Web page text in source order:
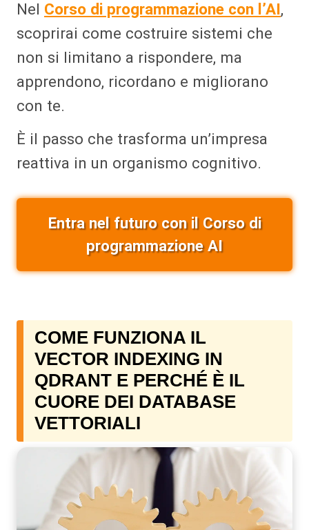
Nel Corso di programmazione con l’AI,
scoprirai come costruire sistemi che
non si limitano a rispondere, ma
apprendono, ricordano e migliorano
con te.
È il passo che trasforma un’impresa
reattiva in un organismo cognitivo.
Entra nel futuro con il Corso di
programmazione AI
COME FUNZIONA IL
VECTOR INDEXING IN
QDRANT E PERCHÉ È IL
CUORE DEI DATABASE
VETTORIALI